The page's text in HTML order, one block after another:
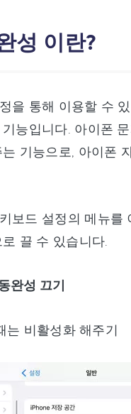
성 이란?
을 통해 이용할 수
능입니다. 아이폰
기능으로, 아이폰
보드 설정의 메뉴
끌 수 있습니다.
완성 끄기
는 비활성화 해주기